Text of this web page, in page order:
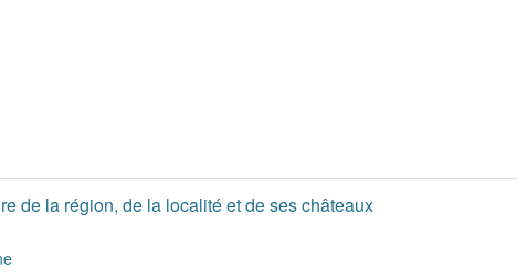
de la région, de la localité et de ses châteaux